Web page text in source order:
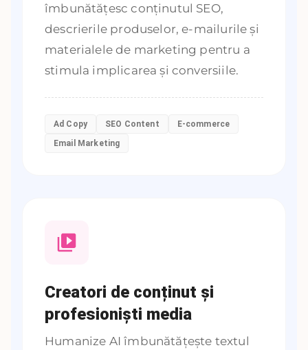
îmbunătățesc conținutul SEO,
descrierile produselor, e-mailurile și
materialele de marketing pentru a
stimula implicarea și conversiile.
Ad Copy SEO Content
E-commerce
Email Marketing
Creatori de conținut și
profesioniști media
Humanize AI îmbunătățește textul